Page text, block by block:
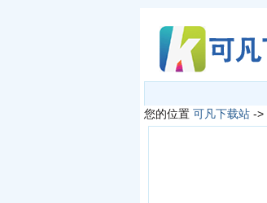
您的位置 可凡下载站 ->